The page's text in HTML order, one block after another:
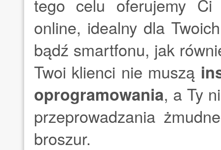
tego celu oferujemy Ci
online, idealny dla
bądź smartfonu, jak
Twoi klienci nie muszą
oprogramowania, a Ty
przeprowadzania
broszur.